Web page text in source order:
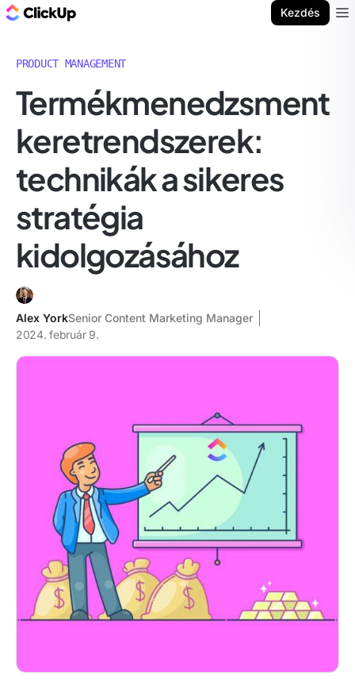
Kezdés
PRODUCT MANAGEMENT
Termékmenedzsment
keretrendszerek:
technikák a sikeres
stratégia
kidolgozásához
Alex YorkSenior Content Marketing Manager
2024. február 9.